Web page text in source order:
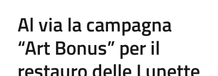
Al via la campagna
“Art Bonus” per il